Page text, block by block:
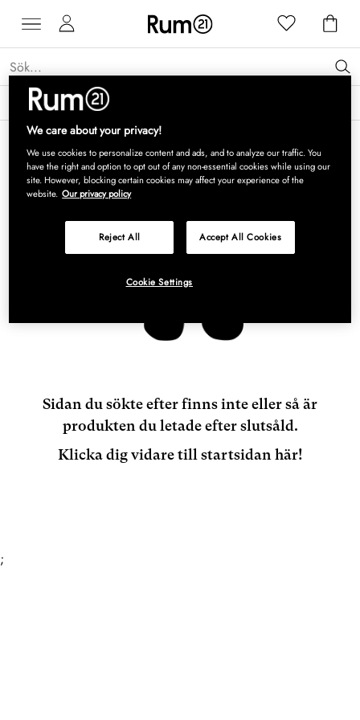
Få 15 % rabatt på Grythyttan Stålmöbler* →
Sidan du sökte efter finns inte eller så är
produkten du letade efter slutsåld.
Klicka dig vidare till startsidan här!
;
We care about your privacy!
We use cookies to personalize content and ads, and to analyze our traffic. You
have the right and option to opt out of any non-essential cookies while using our
site. However, blocking certain cookies may affect your experience of the
website. Our privacy policy
Reject All Accept All Cookies
Cookie Settings